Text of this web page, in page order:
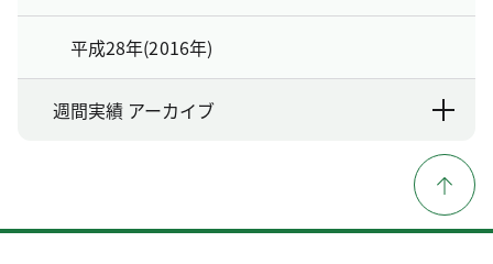
平成28年(2016年)
週間実績 アーカイブ